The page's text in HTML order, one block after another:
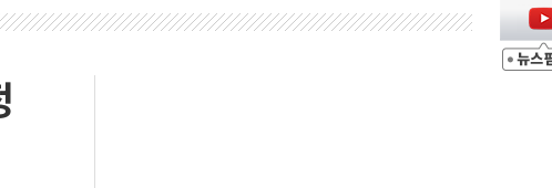
중 온열질환 보장…폭염기 신속 보상 강화
美 암 진단 분야 독점 라이선스 계약"
'VRN11' 캐나다 IND 신청